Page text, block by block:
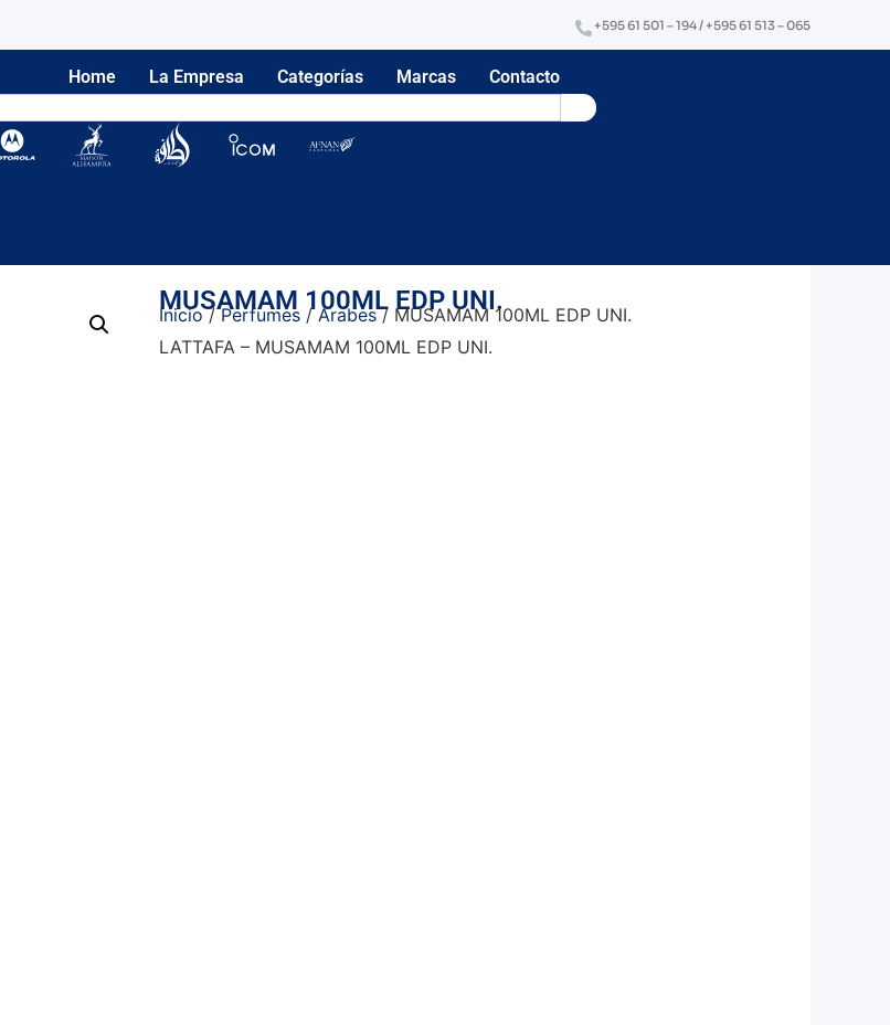
+595 61 501 – 194 / +595 61 513 – 065
Home La Empresa Categorías Marcas Contacto
MUSAMAM 100ML EDP UNI.
Inicio/Perfumes /Arabes/ MUSAMAM 100ML EDP UNI.
LATTAFA – MUSAMAM 100ML EDP UNI.